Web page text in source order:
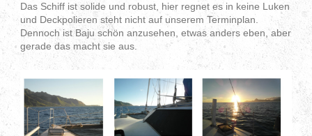
Das Schiff ist solide und robust, hier regnet es in keine Luken
und Deckpolieren steht nicht auf unserem Terminplan.
Dennoch ist Baju schön anzusehen, etwas anders eben, aber
gerade das macht sie aus.